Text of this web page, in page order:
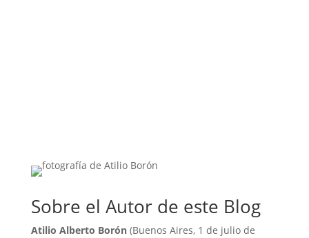
Sobre el Autor de este Blog
Atilio Alberto Borón(Buenos Aires, 1 de julio de